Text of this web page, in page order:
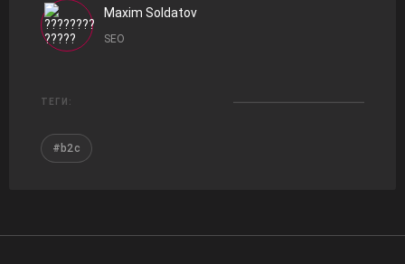
Maxim Soldatov
SEO
ТЕГИ:
#b2c